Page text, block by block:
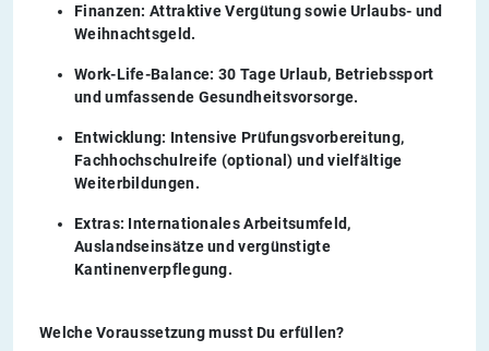
Finanzen: Attraktive Vergütung sowie Urlaubs- und
Weihnachtsgeld.
Work-Life-Balance: 30 Tage Urlaub, Betriebssport
und umfassende Gesundheitsvorsorge.
Entwicklung: Intensive Prüfungsvorbereitung,
Fachhochschulreife (optional) und vielfältige
Weiterbildungen.
Extras: Internationales Arbeitsumfeld,
Auslandseinsätze und vergünstigte
Kantinenverpflegung.
Welche Voraussetzung musst Du erfüllen?